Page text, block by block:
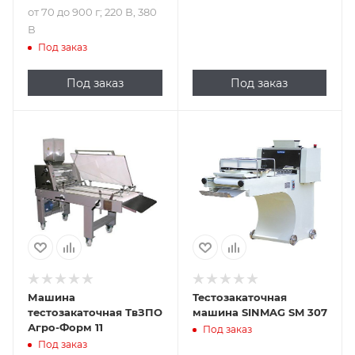
от 70 до 900 г; 220 В, 380
В
Под заказ
Под заказ Под заказ
Машина
тестозакаточная ТвЗПО
Агро-Форм 11
Под заказ
Тестозакаточная
машина SINMAG SM 307
Под заказ